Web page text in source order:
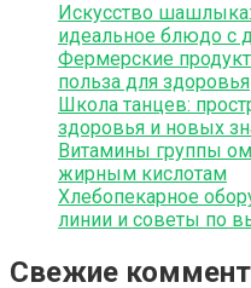
Искусство шашлыка:
идеальное блюдо с
Фермерские
польза для здоровья
Школа танцев:
здоровья и новых
Витамины группы
жирным кислотам
Хлебопекарное
линии и советы по
Свежие